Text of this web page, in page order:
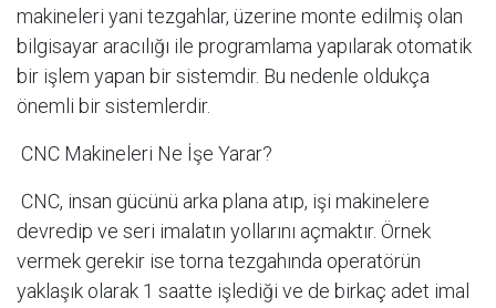
makineleri yani tezgahlar, üzerine monte edilmiş olan
bilgisayar aracılığı ile programlama yapılarak otomatik
bir işlem yapan bir sistemdir. Bu nedenle oldukça
önemli bir sistemlerdir.
CNC Makineleri Ne İşe Yarar?
CNC, insan gücünü arka plana atıp, işi makinelere
devredip ve seri imalatın yollarını açmaktır. Örnek
vermek gerekir ise torna tezgahında operatörün
yaklaşık olarak 1 saatte işlediği ve de birkaç adet imal